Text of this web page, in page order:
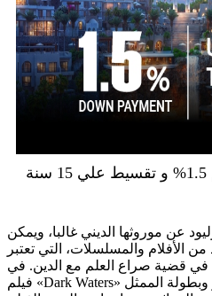
عن موروثها الديني غالبا، ويمكن
الأفلام والمسلسلات، التي تعتبر
في قضية صراع العلم مع الدين. في
فيلم «Dark Waters» للمخرج الأمريكي تود هينز وبطولة الممثل